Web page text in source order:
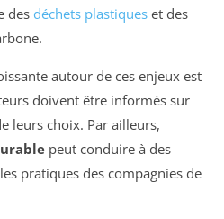
des déchets plastiques et des
autour de ces enjeux est
doivent être informés sur
leurs choix. Par ailleurs,
peut conduire à des
pratiques des compagnies de